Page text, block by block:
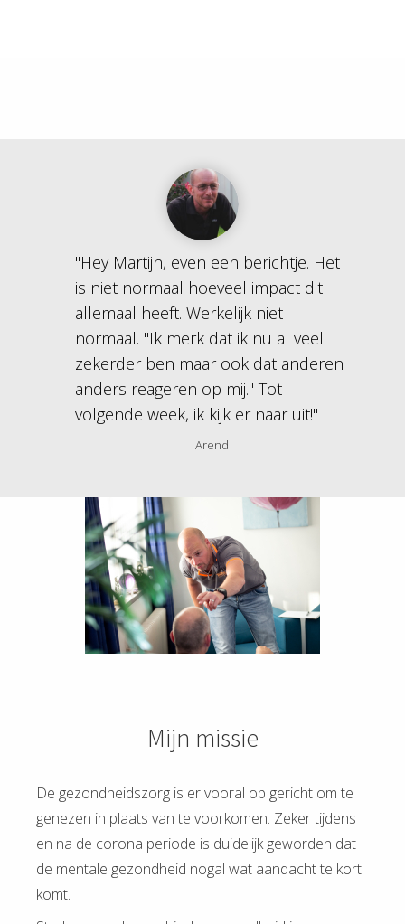
"Hey Martijn, even een berichtje. Het
is niet normaal hoeveel impact dit
allemaal heeft. Werkelijk niet
normaal. "Ik merk dat ik nu al veel
zekerder ben maar ook dat anderen
anders reageren op mij." Tot
volgende week, ik kijk er naar uit!"
Arend
Mijn missie
De gezondheidszorg is er vooral op gericht om te
genezen in plaats van te voorkomen. Zeker tijdens
en na de corona periode is duidelijk geworden dat
de mentale gezondheid nogal wat aandacht te kort
komt.